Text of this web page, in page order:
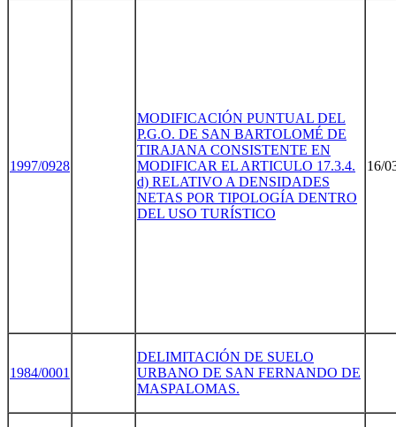
1997/0928
MODIFICACIÓN PUNTUAL DEL
P.G.O. DE SAN BARTOLOMÉ DE
TIRAJANA CONSISTENTE EN
MODIFICAR EL ARTICULO 17.3.4.
d) RELATIVO A DENSIDADES
NETAS POR TIPOLOGÍA DENTRO
DEL USO TURÍSTICO
16/
1984/0001
DELIMITACIÓN DE SUELO
URBANO DE SAN FERNANDO DE
MASPALOMAS.